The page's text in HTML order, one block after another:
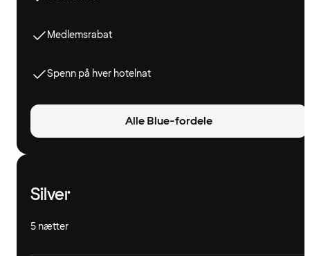
Medlemsrabat
Spenn på hver hotelnat
Alle Blue-fordele
Silver
5 nætter